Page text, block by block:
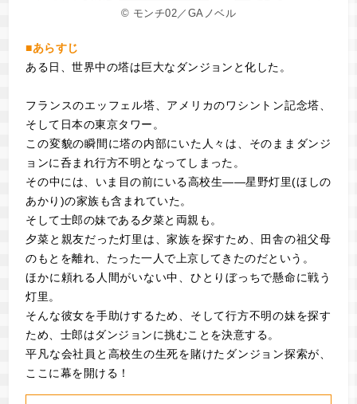
© モンチ02／GAノベル
■あらすじ
ある日、世界中の塔は巨大なダンジョンと化した。
フランスのエッフェル塔、アメリカのワシントン記念塔、
そして日本の東京タワー。
この変貌の瞬間に塔の内部にいた人々は、そのままダンジ
ョンに呑まれ行方不明となってしまった。
その中には、いま目の前にいる高校生――星野灯里(ほしの
あかり)の家族も含まれていた。
そして士郎の妹である夕菜と両親も。
夕菜と親友だった灯里は、家族を探すため、田舎の祖父母
のもとを離れ、たった一人で上京してきたのだという。
ほかに頼れる人間がいない中、ひとりぼっちで懸命に戦う
灯里。
そんな彼女を手助けするため、そして行方不明の妹を探す
ため、士郎はダンジョンに挑むことを決意する。
平凡な会社員と高校生の生死を賭けたダンジョン探索が、
ここに幕を開ける！